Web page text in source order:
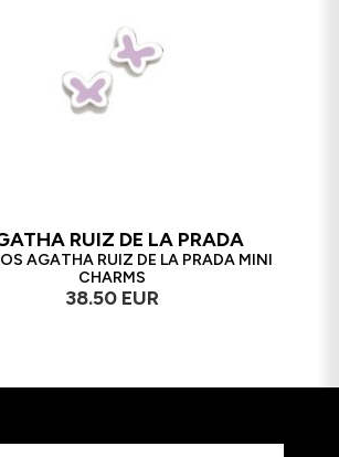
RUIZ DE LA PRADA
AGATHA RUIZ DE LA PRADA MINI
CHARMS
38.50 EUR